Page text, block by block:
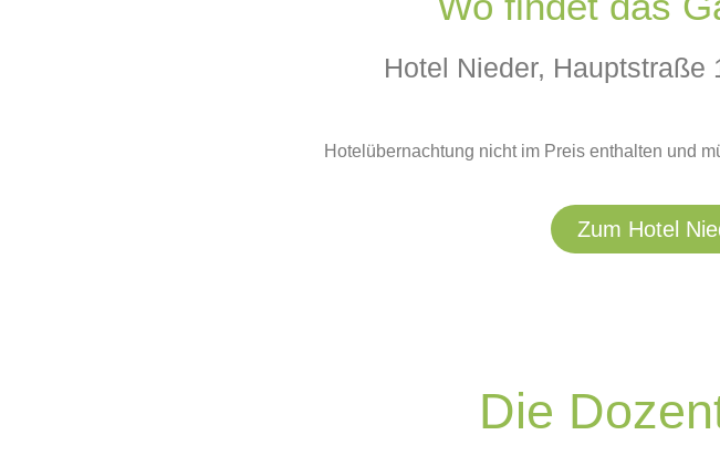
Hotel Nieder, Hauptstraße
Hotelübernachtung nicht im Preis enthalten und
Zum Hotel
Die